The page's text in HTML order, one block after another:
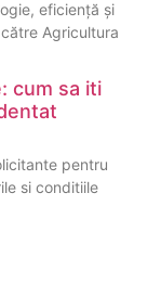
eficiență și
Agricultura
cum sa iti
pentru
si conditiile